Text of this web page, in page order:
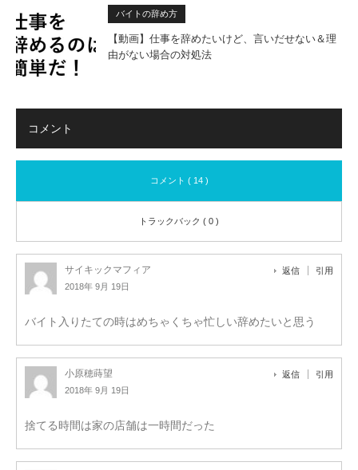
バイトの辞め方
【動画】仕事を辞めたいけど、言いだせない＆理
由がない場合の対処法
コメント
コメント ( 14 )
トラックバック ( 0 )
サイキックマフィア
2018年 9月 19日
返信 引用
バイト入りたての時はめちゃくちゃ忙しい辞めたいと思う
小原穂蒔望
2018年 9月 19日
返信 引用
捨てる時間は家の店舗は一時間だった